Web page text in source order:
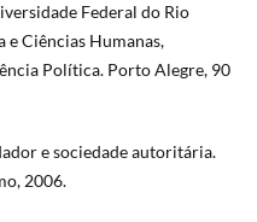
Federal do Rio
e Ciências Humanas,
Política. Porto Alegre, 90
e sociedade autoritária.
2006.